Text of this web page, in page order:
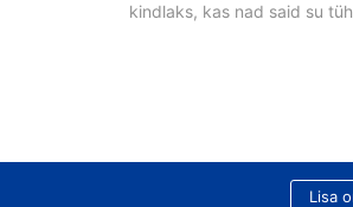
kindlaks, kas nad said su
Lisa